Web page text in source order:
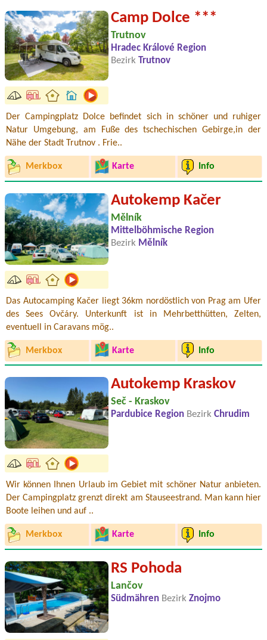
Camp Dolce ***
Trutnov
Hradec Králové Region
Bezirk
Trutnov
Der Campingplatz Dolce befindet sich in schöner und ruhiger
Natur Umgebung, am Fuße des tschechischen Gebirge,in der
Nähe der Stadt Trutnov . Frie..
Merkbox Karte Info
Autokemp Kačer
Mělník
Mittelböhmische Region
Bezirk Mělník
Das Autocamping Kačer liegt 36km nordöstlich von Prag am Ufer
des Sees Ovčáry. Unterkunft ist in Mehrbetthütten, Zelten,
eventuell in Caravans mög..
Merkbox Karte Info
Autokemp Kraskov
Seč - Kraskov
Pardubice Region Bezirk Chrudim
Wir können Ihnen Urlaub im Gebiet mit schöner Natur anbieten.
Der Campingplatz grenzt direkt am Stauseestrand. Man kann hier
Boote leihen und auf ..
Merkbox Karte Info
RS Pohoda
Lančov
Südmähren Bezirk Znojmo